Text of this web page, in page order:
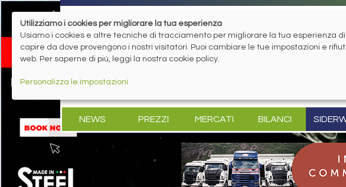
NEWS PREZZI MERCATI BILANCI
Utilizziamo i cookies per migliorare la tua esperienza
Usiamo i cookies e altre tecniche di tracciamento per migliorare la tua esperienza
capire da dove provengono i nostri visitatori. Puoi cambiare le tue impostazioni e
web. Per saperne di più, leggi la nostra cookie policy.
Personalizza le impostazioni